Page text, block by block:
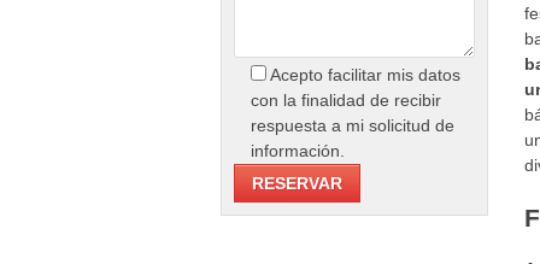
Acepto facilitar mis datos
con la finalidad de recibir
respuesta a mi solicitud de
información.